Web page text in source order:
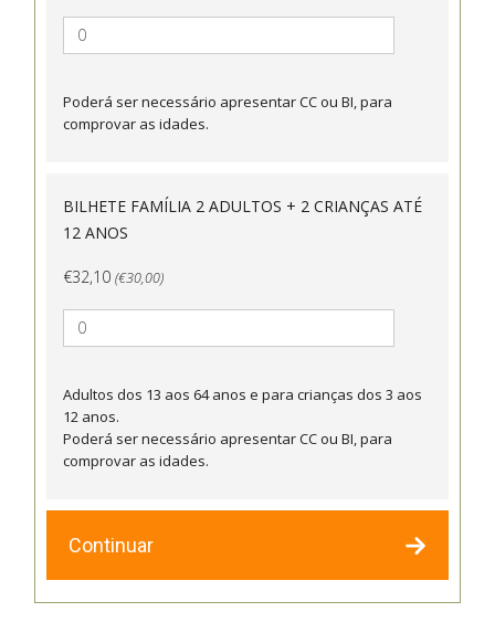
Poderá ser necessário apresentar CC ou BI, para
comprovar as idades.
BILHETE FAMÍLIA 2 ADULTOS + 2 CRIANÇAS ATÉ
12 ANOS
€32,10 (€30,00)
Adultos dos 13 aos 64 anos e para crianças dos 3 aos
12 anos.
Poderá ser necessário apresentar CC ou BI, para
comprovar as idades.
Continuar